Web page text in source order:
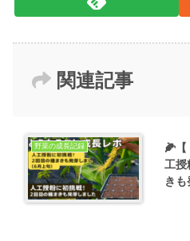
関連記事
野菜の成長記録
🌽【
工授
きも